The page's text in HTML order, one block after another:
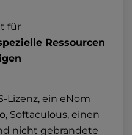
für
Ressourcen
Lizenz, ein eNom
Softaculous, einen
nicht gebrandete